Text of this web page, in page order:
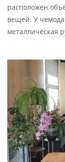
расположен
вещей. У
металлическая